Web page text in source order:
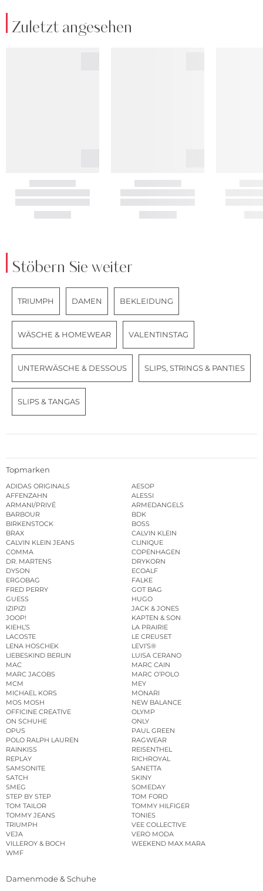
Zuletzt angesehen
Stöbern Sie weiter
TRIUMPH DAMEN BEKLEIDUNG
WÄSCHE & HOMEWEAR VALENTINSTAG
UNTERWÄSCHE & DESSOUS SLIPS, STRINGS & PANTIES
SLIPS & TANGAS
Topmarken
ADIDAS ORIGINALS
AESOP
AFFENZAHN
ALESSI
ARMANI/PRIVÉ
ARMEDANGELS
BARBOUR
BDK
BIRKENSTOCK
BOSS
BRAX
CALVIN KLEIN
CALVIN KLEIN JEANS
CLINIQUE
COMMA
COPENHAGEN
DR. MARTENS
DRYKORN
DYSON
ECOALF
ERGOBAG
FALKE
FRED PERRY
GOT BAG
GUESS
HUGO
IZIPIZI
JACK & JONES
JOOP!
KAPTEN & SON
KIEHL’S
LA PRAIRIE
LACOSTE
LE CREUSET
LENA HOSCHEK
LEVI’S®
LIEBESKIND BERLIN
LUISA CERANO
MAC
MARC CAIN
MARC JACOBS
MARC O’POLO
MCM
MEY
MICHAEL KORS
MONARI
MOS MOSH
NEW BALANCE
OFFICINE CREATIVE
OLYMP
ON SCHUHE
ONLY
OPUS
PAUL GREEN
POLO RALPH LAUREN
RAGWEAR
RAINKISS
REISENTHEL
REPLAY
RICHROYAL
SAMSONITE
SANETTA
SATCH
SKINY
SMEG
SOMEDAY
STEP BY STEP
TOM FORD
TOM TAILOR
TOMMY HILFIGER
TOMMY JEANS
TONIES
TRIUMPH
VEE COLLECTIVE
VEJA
VERO MODA
VILLEROY & BOCH
WEEKEND MAX MARA
WMF
Damenmode & Schuhe